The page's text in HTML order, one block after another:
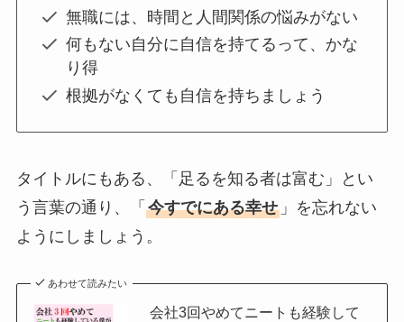
無職には、時間と人間関係の悩みがない
何もない自分に自信を持てるって、かな
り得
根拠がなくても自信を持ちましょう
タイトルにもある、「足るを知る者は富む」とい
う言葉の通り、「 今すでにある幸せ」を忘れない
ようにしましょう。
あわせて読みたい
会社3回やめてニートも経験して